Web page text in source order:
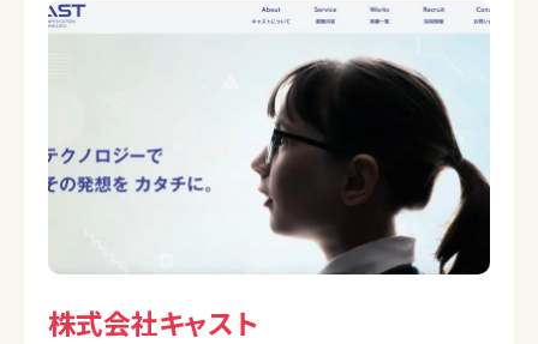
株式会社キャスト